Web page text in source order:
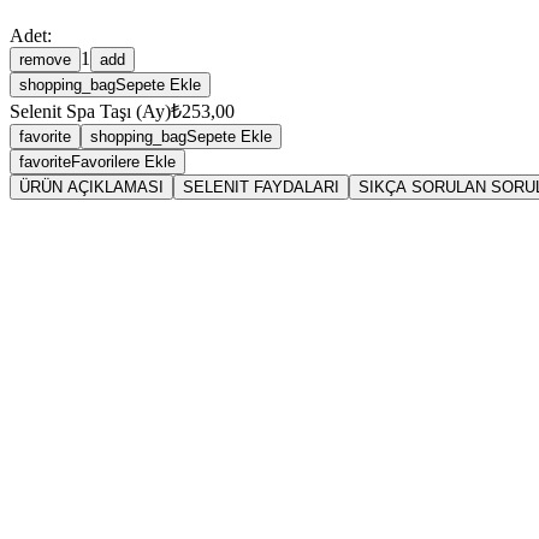
Adet:
remove 1
add
shopping_bagSepete Ekle
Selenit Spa Taşı (Ay)₺253,00
favorite shopping_bagSepete Ekle
favoriteFavorilere Ekle
ÜRÜN AÇIKLAMASI
SELENIT FAYDALARI SIKÇA SORULAN